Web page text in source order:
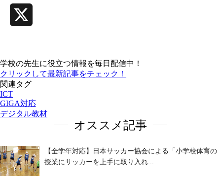
学校の先生に役立つ情報を毎日配信中！
クリックして最新記事をチェック！
関連タグ
ICT
GIGA対応
デジタル教材
オススメ記事
【全学年対応】日本サッカー協会による「小学校体育の
授業にサッカーを上手に取り入れ...